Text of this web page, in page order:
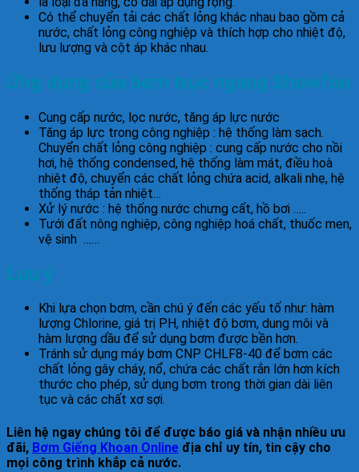
Có thể chuyển tải các chất lỏng khác nhau bao gồm cả
nước, chất lỏng công nghiệp và thích hợp cho nhiệt độ,
lưu lượng và cột áp khác nhau.
Ứng dụng của bơm trục ngang Showfou
Cung cấp nước, lọc nước, tăng áp lực nước
Tăng áp lực trong công nghiệp : hệ thống làm sạch.
Chuyển chất lỏng công nghiệp : cung cấp nước cho nồi
hơi, hệ thống condensed, hệ thống làm mát, điều hoà
nhiệt độ, chuyển các chất lỏng chứa acid, alkali nhẹ, hệ
thống tháp tản nhiệt…
Xử lý nước : hệ thống nước chưng cất, hồ bơi …..
Tưới đất nông nghiệp, công nghiệp hoá chất, thuốc men,
vệ sinh ……
Lưu ý
Khi lựa chọn bơm, cần chú ý đến các yếu tố như: hàm
lượng Chlorine, giá trị PH, nhiệt độ bơm, dung môi và
hàm lượng dầu để sử dụng bơm được bền hơn.
Tránh sử dụng máy bơm CNP CHLF8-40 để bơm các
chất lỏng gây cháy, nổ, chứa các chất rắn lớn hơn kích
thước cho phép, sử dụng bơm trong thời gian dài liên
tục và các chất xơ sợi.
Liên hệ ngay chúng tôi để được báo giá và nhận nhiều ưu
đãi, Bơm Giếng Khoan Online địa chỉ uy tín, tin cậy cho
mọi công trình khắp cả nước.